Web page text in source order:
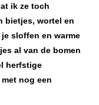
ik ze toch
bietjes, wortel en
sloffen en warme
al van de bomen
herfstige
nog een